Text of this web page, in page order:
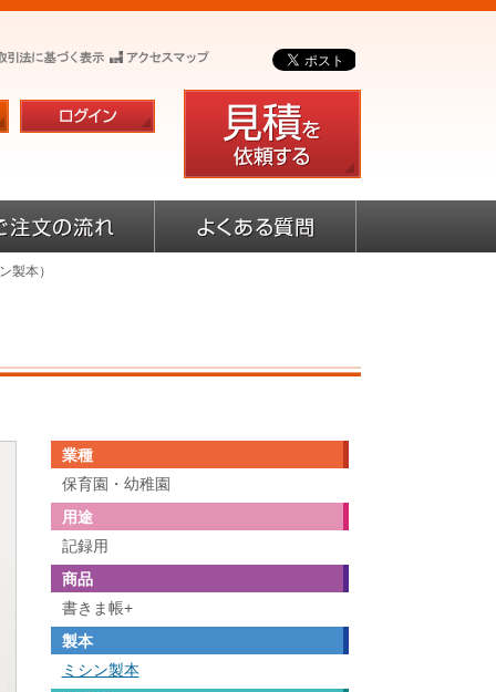
製本）
業種
保育園・幼稚園
用途
記録用
商品
書きま帳+
製本
ミシン製本